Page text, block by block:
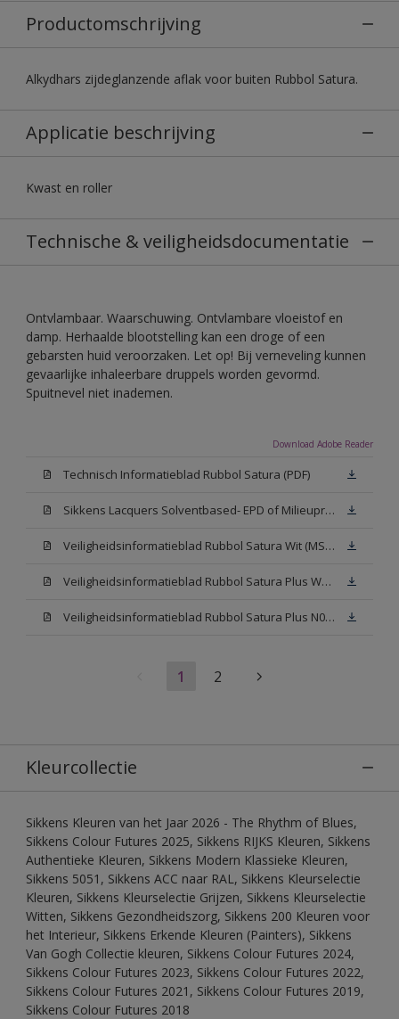
Productomschrijving
Alkydhars zijdeglanzende aflak voor buiten Rubbol Satura.
Applicatie beschrijving
Kwast en roller
Technische & veiligheidsdocumentatie
Ontvlambaar. Waarschuwing. Ontvlambare vloeistof en
damp. Herhaalde blootstelling kan een droge of een
gebarsten huid veroorzaken. Let op! Bij verneveling kunnen
gevaarlijke inhaleerbare druppels worden gevormd.
Spuitnevel niet inademen.
Download Adobe Reader
Technisch Informatieblad Rubbol Satura (PDF)
Sikkens Lacquers Solventbased- EPD of Milieuproductverklaring
Veiligheidsinformatieblad Rubbol Satura Wit (MSDS)
Veiligheidsinformatieblad Rubbol Satura Plus W05 (MSDS)
Veiligheidsinformatieblad Rubbol Satura Plus N00 (MSDS)
1 2
Kleurcollectie
Sikkens Kleuren van het Jaar 2026 - The Rhythm of Blues,
Sikkens Colour Futures 2025, Sikkens RIJKS Kleuren, Sikkens
Authentieke Kleuren, Sikkens Modern Klassieke Kleuren,
Sikkens 5051, Sikkens ACC naar RAL, Sikkens Kleurselectie
Kleuren, Sikkens Kleurselectie Grijzen, Sikkens Kleurselectie
Witten, Sikkens Gezondheidszorg, Sikkens 200 Kleuren voor
het Interieur, Sikkens Erkende Kleuren (Painters), Sikkens
Van Gogh Collectie kleuren, Sikkens Colour Futures 2024,
Sikkens Colour Futures 2023, Sikkens Colour Futures 2022,
Sikkens Colour Futures 2021, Sikkens Colour Futures 2019,
Sikkens Colour Futures 2018